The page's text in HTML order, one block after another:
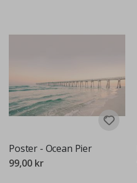
Poster - Ocean Pier
99,00 kr